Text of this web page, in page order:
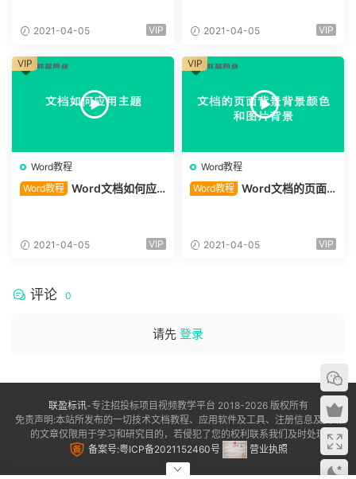
2021-04-05 VIP 2021-04-05 VIP
Word教程
Word教程 Word文档如何应
2021-04-05 VIP
VIP
Word教程
Word教程 Word文档的页面
2021-04-05 VIP
VIP
评论 0
请先 登录
联盈标讯-专注招投标项目视频教学平台 2018-2026 版权所有
免责声明:本站所发布的一切技术文档教程、应用软件及工具、注册信息及资讯
的文章仅限用于学习和研究目的，若侵犯了您的权利联系我们及时处理
备案号:粤ICP备2021152460号
营业执照